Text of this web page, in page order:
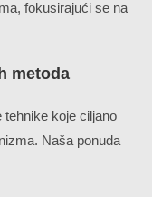
fokusirajući se na
metoda
koje ciljano
Naša ponuda